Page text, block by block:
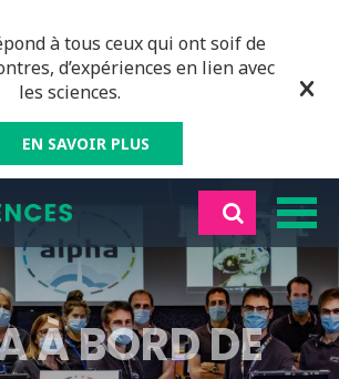
à tous ceux qui ont soif de
d’expériences en lien avec
les sciences.
EN SAVOIR PLUS
À BORD DE